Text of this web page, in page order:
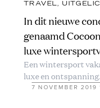
TRAVEL,
In dit nieuwe
genaamd
luxe
Een wintersport
luxe en ontspanning.
7 NOVEMBER 2019